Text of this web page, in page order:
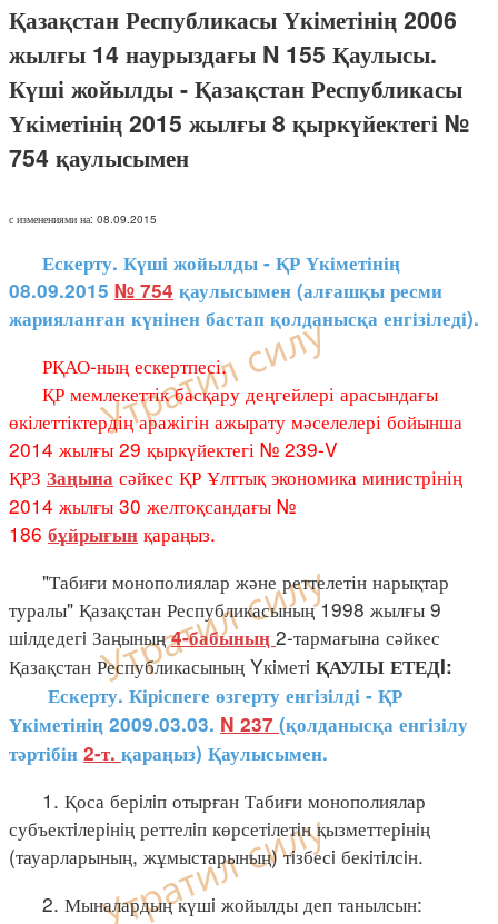
Қазақстан Республикасы Үкіметінің 2006
жылғы 14 наурыздағы N 155 Қаулысы.
Күші жойылды - Қазақстан Республикасы
Үкіметінің 2015 жылғы 8 қыркүйектегі №
754 қаулысымен
с изменениями на: 08.09.2015
Ескерту. Күші жойылды - ҚР Үкіметінің
08.09.2015 № 754 қаулысымен (алғашқы ресми
жарияланған күнінен бастап қолданысқа енгізіледі).
РҚАО-ның ескертпесі.
ҚР мемлекеттік басқару деңгейлері арасындағы
өкілеттіктердің аражігін ажырату мәселелері бойынша
2014 жылғы 29 қыркүйектегі № 239-V
ҚРЗ Заңына сәйкес ҚР Ұлттық экономика министрінің
2014 жылғы 30 желтоқсандағы №
186 бұйрығын қараңыз.
"Табиғи монополиялар және реттелетін нарықтар
туралы" Қазақстан Республикасының 1998 жылғы 9
шiлдедегi Заңының4-бабының 2-тармағына сәйкес
Қазақстан Республикасының Yкiметi ҚАУЛЫ ЕТЕДI:
Ескерту. Кіріспеге өзгерту енгізілді - ҚР
Үкіметінің 2009.03.03. N 237 (қолданысқа енгізілу
тәртібін 2-т. қараңыз) Қаулысымен.
1. Қоса берiлiп отырған Табиғи монополиялар
субъектiлерiнiң реттелiп көрсетiлетiн қызметтерiнiң
(тауарларының, жұмыстарының) тiзбесi бекiтiлсiн.
2. Мыналардың күшi жойылды деп танылсын: